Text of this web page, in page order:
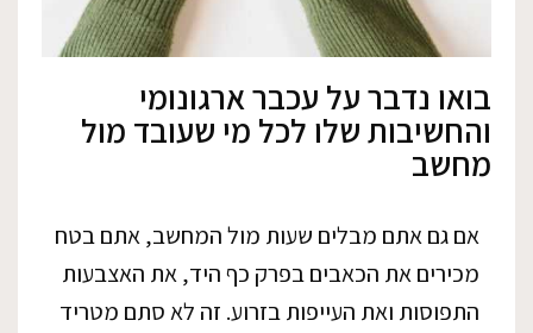
בואו נדבר על עכבר ארגונומי
והחשיבות שלו לכל מי שעובד מול
מחשב
אם גם אתם מבלים שעות מול המחשב, אתם בטח
מכירים את הכאבים בפרק כף היד, את האצבעות
התפוסות ואת העייפות בזרוע. זה לא סתם מטריד